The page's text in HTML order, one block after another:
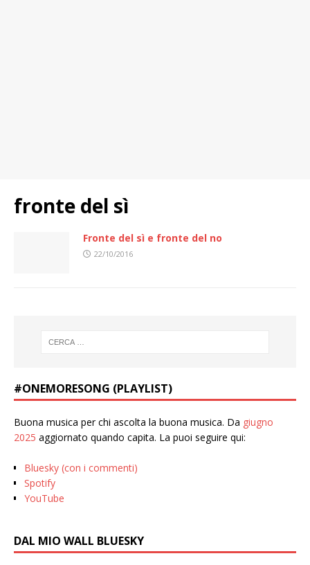
fronte del sì
Fronte del sì e fronte del no
22/10/2016
#ONEMORESONG (PLAYLIST)
Buona musica per chi ascolta la buona musica. Da giugno
2025 aggiornato quando capita. La puoi seguire qui:
Bluesky (con i commenti)
Spotify
YouTube
DAL MIO WALL BLUESKY